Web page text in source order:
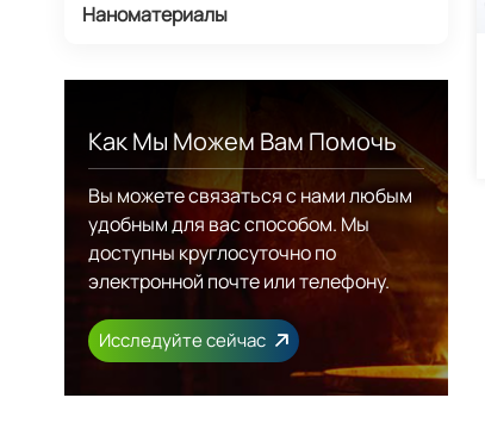
Наноматериалы
Как Мы Можем Вам Помочь
Вы можете связаться с нами любым
удобным для вас способом. Мы
доступны круглосуточно по
электронной почте или телефону.
Исследуйте сейчас